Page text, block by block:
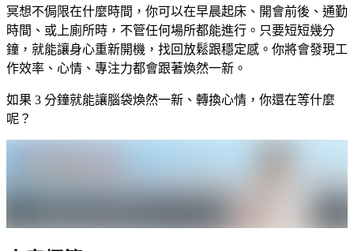
冥想不侷限在什麼時間，你可以在早晨起床、開會前後、通勤
時間、或上廁所時，不管任何場所都能進行。只要短短幾分
鐘，就能讓身心重新開機，找回放鬆跟穩定感。你將會發現工
作效率、心情、專注力都會跟著煥然一新。
如果 3 分鐘就能讓腦袋煥然一新、轉換心情，你還在等什麼
呢？